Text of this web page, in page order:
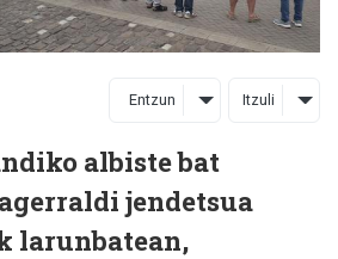
Entzun Itzuli
albiste bat
jendetsua
larunbatean,